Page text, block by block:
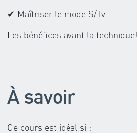
✔ Maîtriser le mode S/Tv
Les bénéfices avant la technique!
À savoir
Ce cours est idéal si :